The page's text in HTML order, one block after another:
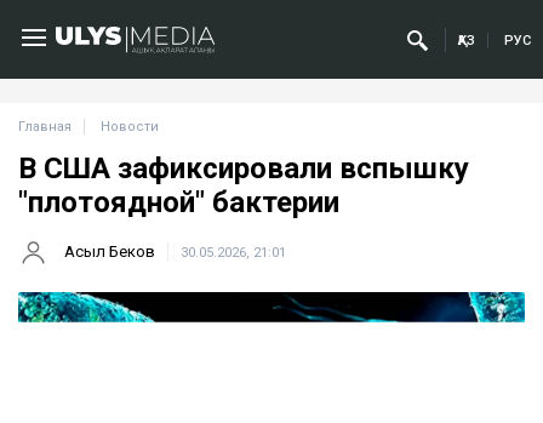
ҚАЗ РУС
Главная Новости
В США зафиксировали вспышку
"плотоядной" бактерии
Асыл Беков 30.05.2026, 21:01